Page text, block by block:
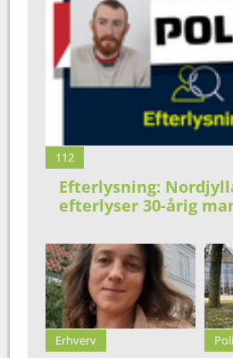
112
Efterlysning:
efterlyser 30-årig
Erhverv